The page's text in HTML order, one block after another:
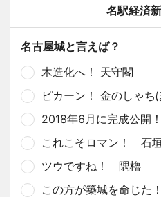
名駅経済
名古屋城と言えば？
木造化へ！ 天守閣
ピカーン！ 金のしゃち
2018年6月に完成公開
これこそロマン！ 石
ツウですね！ 隅櫓
この方が築城を命じ